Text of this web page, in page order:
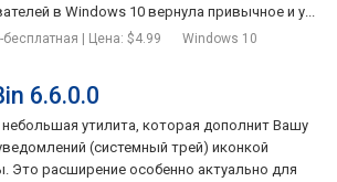
в Windows 10 вернула привычное и у...
| Цена: $4.99 Windows 10
6.6.0.0
небольшая утилита, которая дополнит Вашу
(системный трей) иконкой
Это расширение особенно актуально для